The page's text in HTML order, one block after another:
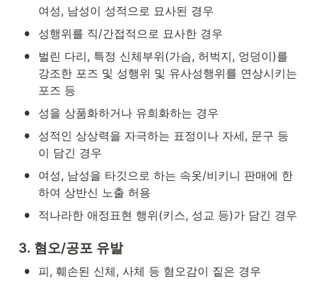
여성, 남성이 성적으로 묘사된 경우
• 성행위를 직/간접적으로 묘사한 경우
•
벌린 다리, 특정 신체부위(가슴, 허벅지, 엉덩이)를
강조한 포즈 및 성행위 및 유사성행위를 연상시키는
포즈 등
• 성을 상품화하거나 유희화하는 경우
•
성적인 상상력을 자극하는 표정이나 자세, 문구 등
이 담긴 경우
•
여성, 남성을 타깃으로 하는 속옷/비키니 판매에 한
하여 상반신 노출 허용
• 적나라한 애정표현 행위(키스, 성교 등)가 담긴 경우
3. 혐오/공포 유발
• 피, 훼손된 신체, 사체 등 혐오감이 짙은 경우